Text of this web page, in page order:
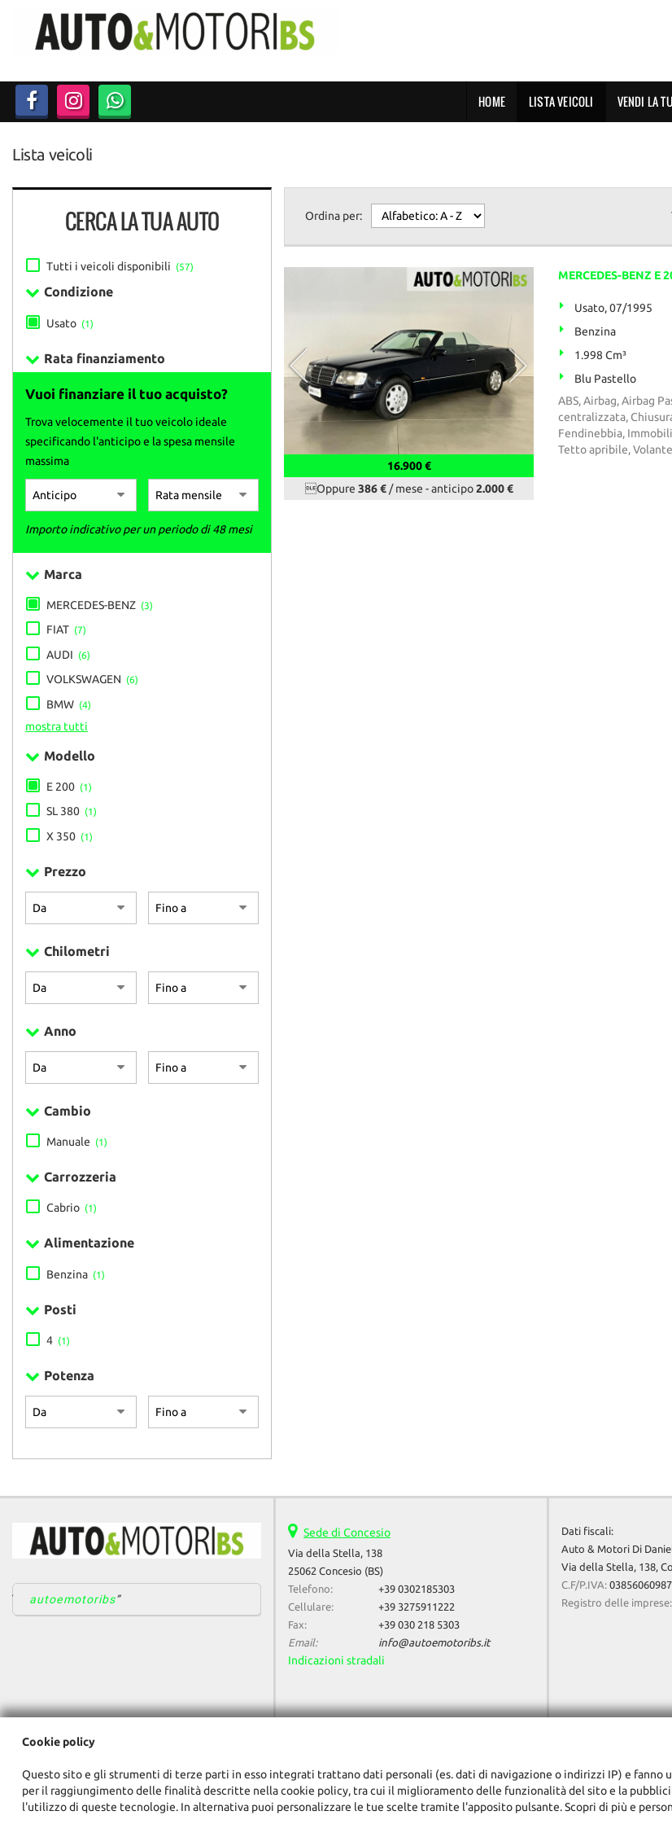
HOME LISTA VEICOLI VENDI LA
Lista veicoli
CERCA LA TUA AUTO
Tutti i veicoli disponibili (57)
Condizione
Usato (1)
Rata finanziamento
Vuoi finanziare il tuo acquisto?
Trova velocemente il tuo veicolo ideale
specificando l'anticipo e la spesa mensile
massima
Importo indicativo per un periodo di 48 mesi
Marca
MERCEDES-BENZ (3)
FIAT (7)
AUDI (6)
VOLKSWAGEN (6)
BMW (4)
mostra tutti
Modello
E 200 (1)
SL 380 (1)
X 350 (1)
Prezzo
Chilometri
Anno
Cambio
Manuale (1)
Carrozzeria
Cabrio (1)
Alimentazione
Benzina (1)
Posti
4 (1)
Potenza
Ordina per:
16.900 €
Oppure 386 €/ mese -anticipo2.000 €
MERCEDES-BENZ
Usato, 07/1995
Benzina
1.998 Cm³
Blu Pastello
ABS, Airbag, Airbag
centralizzata,
Fendinebbia,
Tetto apribile,
autoemotoribs
Sede di Concesio
Via della Stella, 138
25062 Concesio (BS)
Telefono:
+39 0302185303
Cellulare:
+39 3275911222
Fax:
+39 030 218 5303
Email:
info@autoemotoribs.it
Indicazioni stradali
Dati fiscali:
Auto & Motori Di
Via della Stella, 138,
C.F/P.IVA: 03856060987
Registro delle imprese:
Cookie policy
Questo sito e gli strumenti di terze parti in esso integrati trattano dati personali (es. dati di navigazione o indirizzi IP) e fanno
per il raggiungimento delle finalità descritte nella cookie policy, tra cui il miglioramento delle funzionalità del sito e la
l'utilizzo di queste tecnologie. In alternativa puoi personalizzare le tue scelte tramite l'apposito pulsante. Scopri di più e